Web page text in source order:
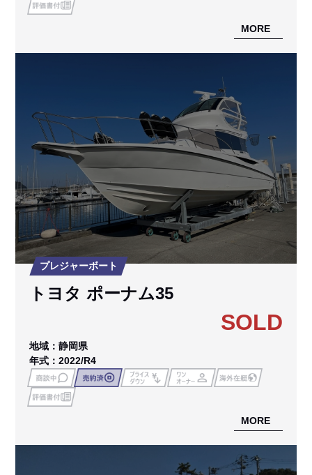
MORE
プレジャーボート
トヨタ ポーナム35
SOLD
地域：静岡県
年式：2022/R4
MORE